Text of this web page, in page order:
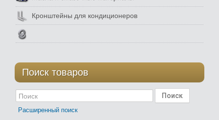
Кронштейны для кондиционеров
Поиск товаров
Расширенный поиск